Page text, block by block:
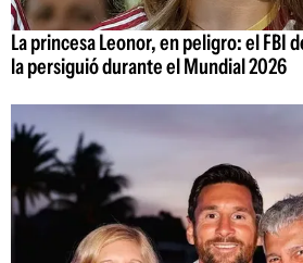
La princesa Leonor, en peligro: el FBI
la persiguió durante el Mundial 2026